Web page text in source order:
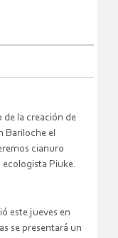
de la creación de
Bariloche el
cianuro
Piuke.
este jueves en
se presentará un